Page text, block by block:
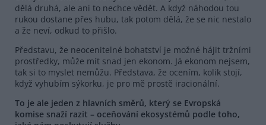
dělá druhá, ale ani to nechce vědět. A když náhodou tou
rukou dostane přes hubu, tak potom dělá, že se nic nestalo
a že neví, odkud to přišlo.
Představu, že neocenitelné bohatství je možné hájit tržními
prostředky, může mít snad jen ekonom. Já ekonom nejsem,
tak si to myslet nemůžu. Představa, že ocením, kolik stojí,
když vyhubím sýkorku, je pro mě prostě iracionální.
To je ale jeden z hlavních směrů, který se Evropská
komise snaží razit – oceňování ekosystémů podle toho,